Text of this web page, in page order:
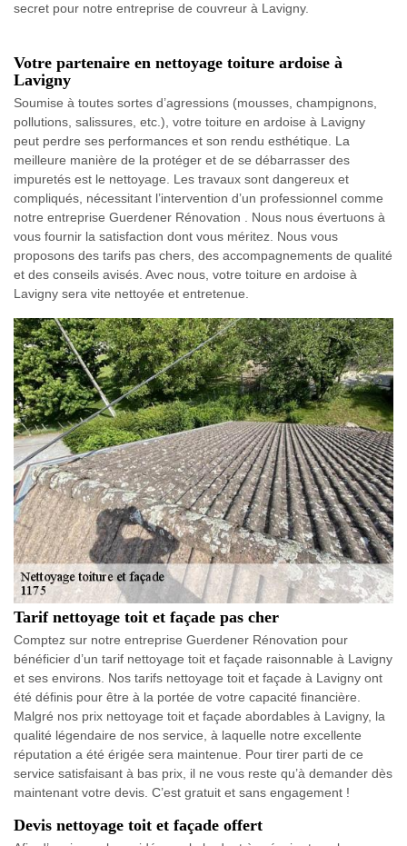
secret pour notre entreprise de couvreur à Lavigny.
Votre partenaire en nettoyage toiture ardoise à
Lavigny
Soumise à toutes sortes d’agressions (mousses, champignons,
pollutions, salissures, etc.), votre toiture en ardoise à Lavigny
peut perdre ses performances et son rendu esthétique. La
meilleure manière de la protéger et de se débarrasser des
impuretés est le nettoyage. Les travaux sont dangereux et
compliqués, nécessitant l’intervention d’un professionnel comme
notre entreprise Guerdener Rénovation . Nous nous évertuons à
vous fournir la satisfaction dont vous méritez. Nous vous
proposons des tarifs pas chers, des accompagnements de qualité
et des conseils avisés. Avec nous, votre toiture en ardoise à
Lavigny sera vite nettoyée et entretenue.
Tarif nettoyage toit et façade pas cher
Comptez sur notre entreprise Guerdener Rénovation pour
bénéficier d’un tarif nettoyage toit et façade raisonnable à Lavigny
et ses environs. Nos tarifs nettoyage toit et façade à Lavigny ont
été définis pour être à la portée de votre capacité financière.
Malgré nos prix nettoyage toit et façade abordables à Lavigny, la
qualité légendaire de nos service, à laquelle notre excellente
réputation a été érigée sera maintenue. Pour tirer parti de ce
service satisfaisant à bas prix, il ne vous reste qu’à demander dès
maintenant votre devis. C’est gratuit et sans engagement !
Devis nettoyage toit et façade offert